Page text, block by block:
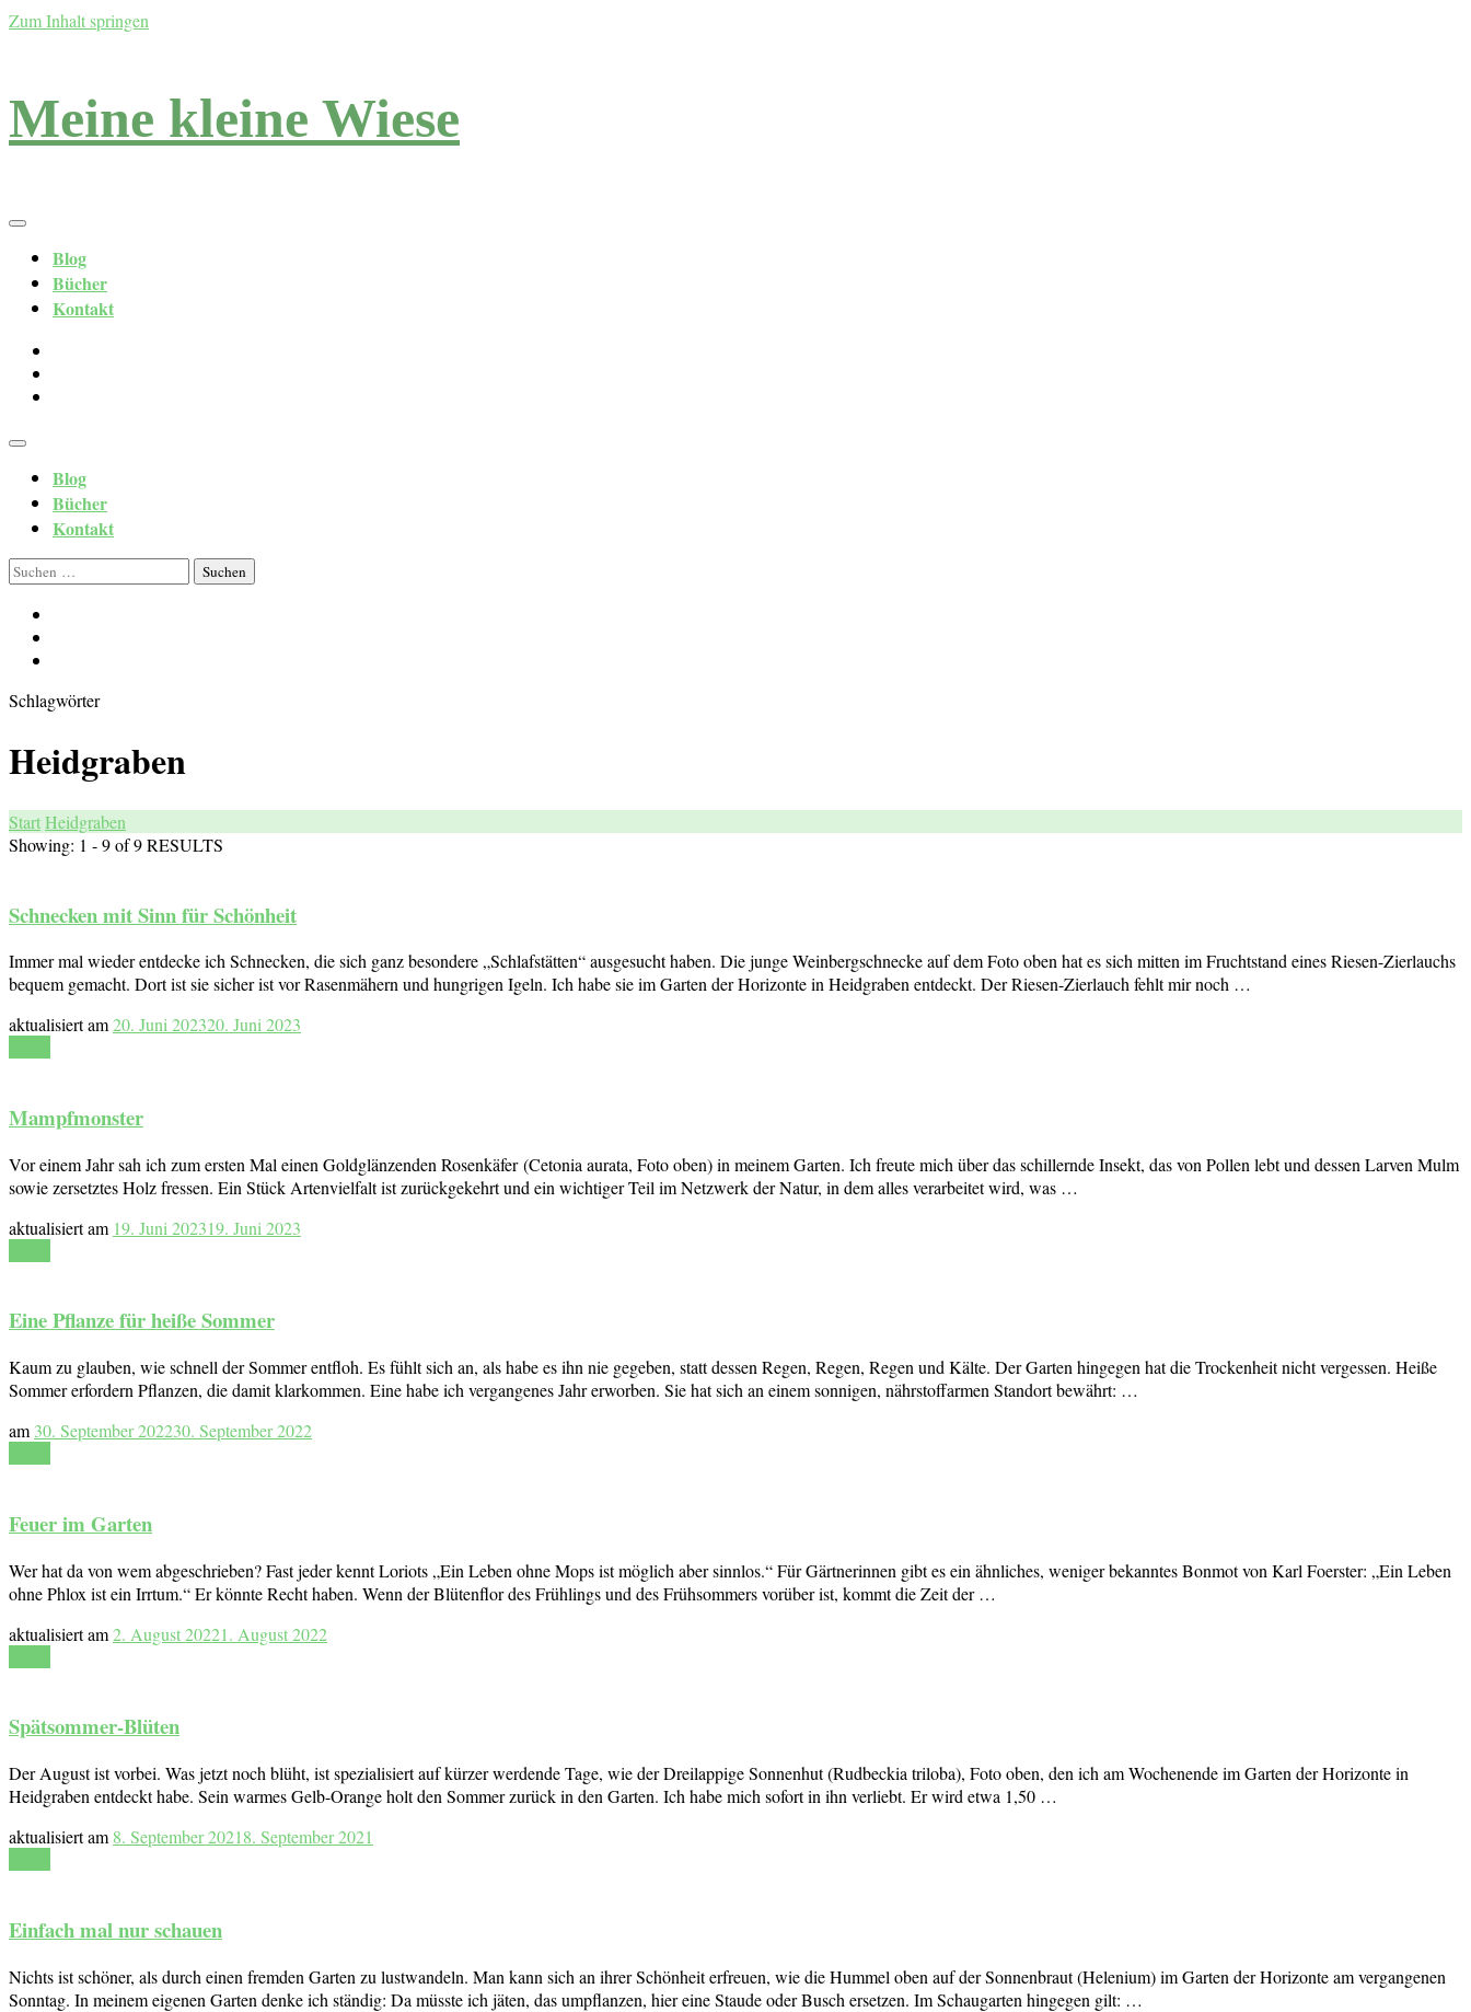
Zum Inhalt springen
Meine kleine Wiese
Blog
Bücher
Kontakt
Blog
Bücher
Kontakt
Suchen
nach:
Schlagwörter
Heidgraben
StartHeidgraben
Showing: 1 - 9 of 9 RESULTS
Schnecken mit Sinn für Schönheit
Immer mal wieder entdecke ich Schnecken, die sich ganz besondere „Schlafstätten“ ausgesucht haben. Die junge Weinbergschnecke auf dem Foto oben hat es sich mitten im Fruchtstand eines Riesen-Zierlauchs
bequem gemacht. Dort ist sie sicher ist vor Rasenmähern und hungrigen Igeln. Ich habe sie im Garten der Horizonte in Heidgraben entdeckt. Der Riesen-Zierlauch fehlt mir noch …
aktualisiert am20. Juni 202320. Juni 2023
Mampfmonster
Vor einem Jahr sah ich zum ersten Mal einen Goldglänzenden Rosenkäfer (Cetonia aurata, Foto oben) in meinem Garten. Ich freute mich über das schillernde Insekt, das von Pollen lebt und dessen Larven Mulm
sowie zersetztes Holz fressen. Ein Stück Artenvielfalt ist zurückgekehrt und ein wichtiger Teil im Netzwerk der Natur, in dem alles verarbeitet wird, was …
aktualisiert am 19. Juni 202319. Juni 2023
Eine Pflanze für heiße Sommer
Kaum zu glauben, wie schnell der Sommer entfloh. Es fühlt sich an, als habe es ihn nie gegeben, statt dessen Regen, Regen, Regen und Kälte. Der Garten hingegen hat die Trockenheit nicht vergessen. Heiße
Sommer erfordern Pflanzen, die damit klarkommen. Eine habe ich vergangenes Jahr erworben. Sie hat sich an einem sonnigen, nährstoffarmen Standort bewährt: …
am 30. September 202230. September 2022
Feuer im Garten
Wer hat da von wem abgeschrieben? Fast jeder kennt Loriots „Ein Leben ohne Mops ist möglich aber sinnlos.“ Für Gärtnerinnen gibt es ein ähnliches, weniger bekanntes Bonmot von Karl Foerster: „Ein Leben
ohne Phlox ist ein Irrtum.“ Er könnte Recht haben. Wenn der Blütenflor des Frühlings und des Frühsommers vorüber ist, kommt die Zeit der …
aktualisiert am2. August 20221. August 2022
Spätsommer-Blüten
Der August ist vorbei. Was jetzt noch blüht, ist spezialisiert auf kürzer werdende Tage, wie der Dreilappige Sonnenhut (Rudbeckia triloba), Foto oben, den ich am Wochenende im Garten der Horizonte in
Heidgraben entdeckt habe. Sein warmes Gelb-Orange holt den Sommer zurück in den Garten. Ich habe mich sofort in ihn verliebt. Er wird etwa 1,50 …
aktualisiert am 8. September 20218. September 2021
Einfach mal nur schauen
Nichts ist schöner, als durch einen fremden Garten zu lustwandeln. Man kann sich an ihrer Schönheit erfreuen, wie die Hummel oben auf der Sonnenbraut (Helenium) im Garten der Horizonte am vergangenen
Sonntag. In meinem eigenen Garten denke ich ständig: Da müsste ich jäten, das umpflanzen, hier eine Staude oder Busch ersetzen. Im Schaugarten hingegen gilt: …